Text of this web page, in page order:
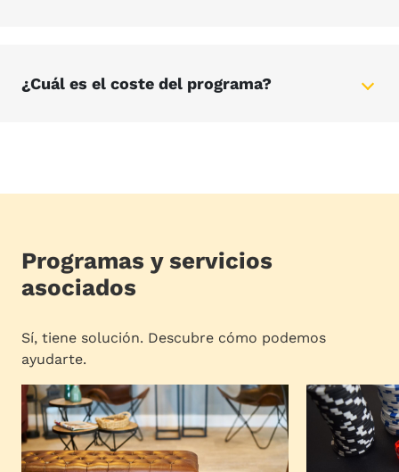
¿Cuál es el coste del programa?
Programas y servicios
asociados
Sí, tiene solución. Descubre cómo podemos
ayudarte.